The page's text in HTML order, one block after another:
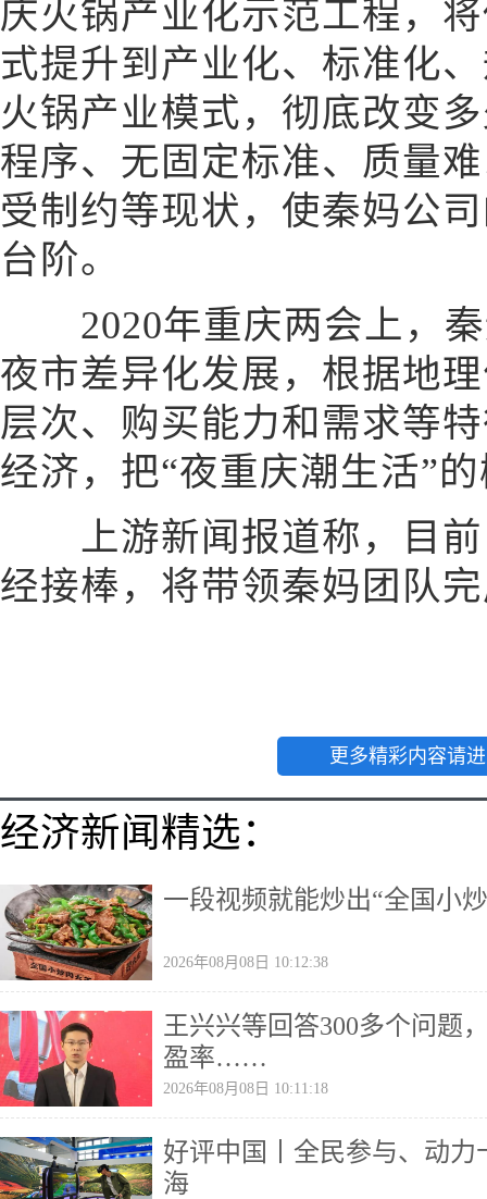
庆火锅产业化示范工程，
式提升到产业化、标准化
火锅产业模式，彻底改变
程序、无固定标准、质量
受制约等现状，使秦妈公
台阶。
2020年重庆两会上，秦
夜市差异化发展，根据地
层次、购买能力和需求等
经济，把“夜重庆潮生活”
上游新闻报道称，目前
经接棒，将带领秦妈团队
更多精彩内容请
经济新闻精选：
一段视频就能炒出“全国小
2026年08月08日 10:12:38
王兴兴等回答300多个问题
盈率……
2026年08月08日 10:11:18
好评中国丨全民参与、动力
海